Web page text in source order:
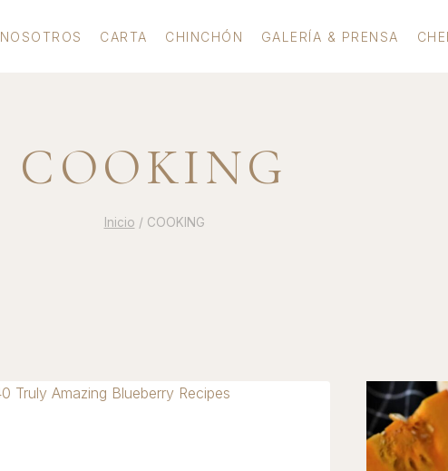
NOSOTROS CARTA CHINCHÓN GALERÍA & PRENSA
COOKING
Inicio / COOKING